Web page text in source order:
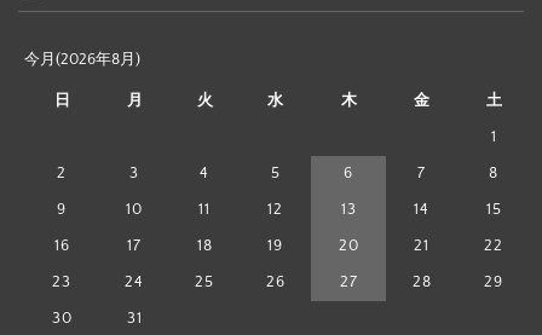
今月(2026年8月)
日 月 火 水 木 金 土
1
2 3 4 5 6 7 8
9 10 11 12 13 14 15
16 17 18 19 20 21 22
23 24 25 26 27 28 29
30 31